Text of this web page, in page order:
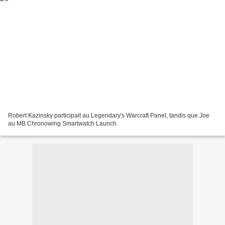
Robert Kazinsky participait au Legendary's Warcraft Panel, tandis que Joe
au MB Chronowing Smartwatch Launch